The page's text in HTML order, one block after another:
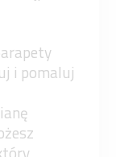
i pomaluj